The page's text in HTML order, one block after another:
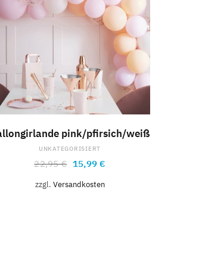
pink/pfirsich/weiß
UNKATEGORISIERT
22,95€ 15,99€
zzgl. Versandkosten